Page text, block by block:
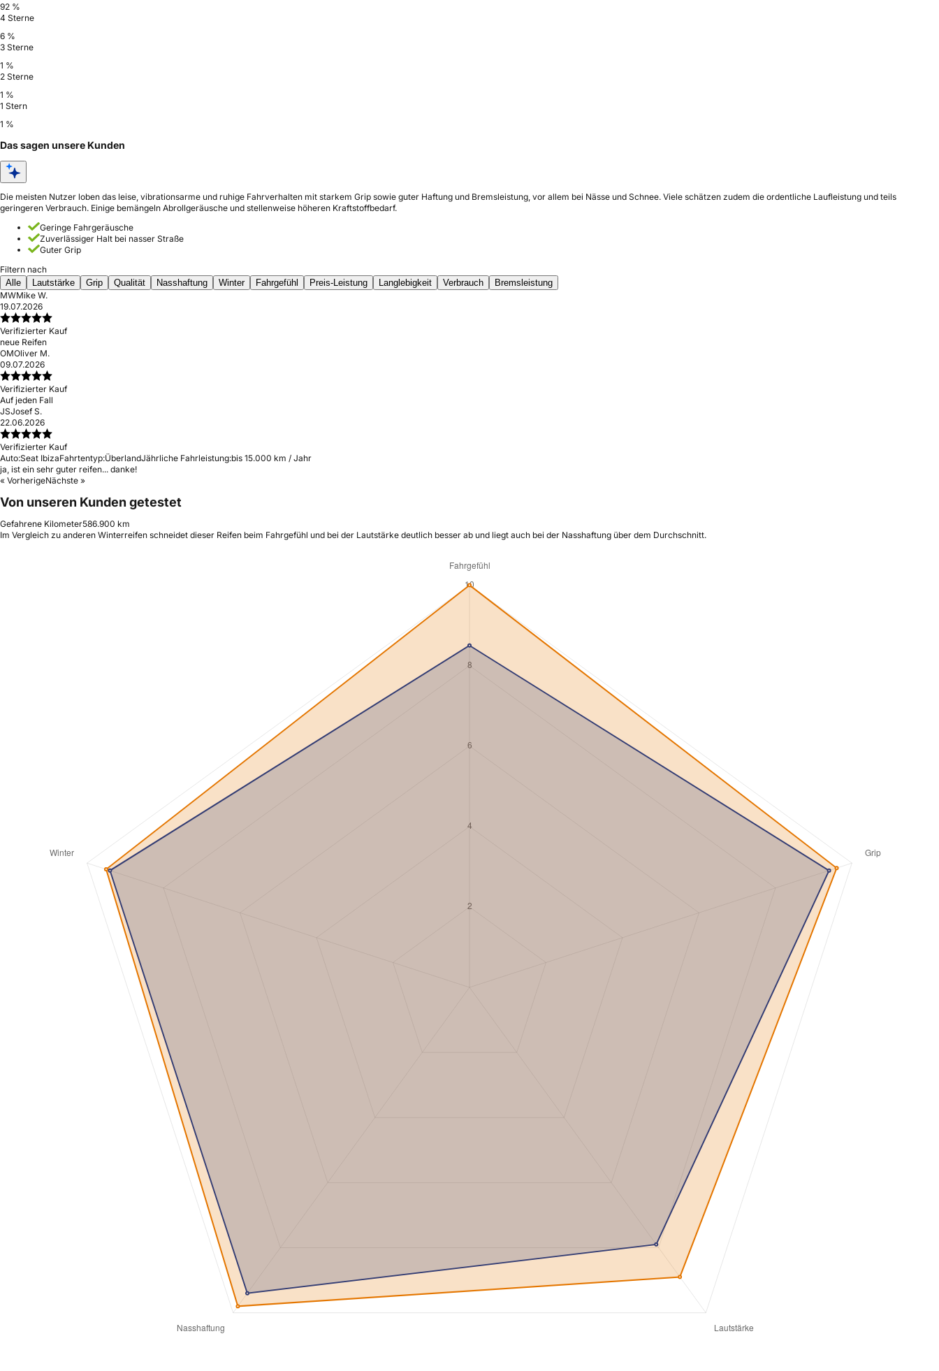
92 %
4 Sterne
6 %
3 Sterne
1 %
2 Sterne
1 %
1 Stern
1 %
Das sagen unsere Kunden
Die meisten Nutzer loben das leise, vibrationsarme und ruhige Fahrverhalten mit starkem Grip sowie guter Haftung und Bremsleistung, vor allem bei Nässe und Schnee. Viele schätzen zudem die ordentliche Laufleistung und teils
geringeren Verbrauch. Einige bemängeln Abrollgeräusche und stellenweise höheren Kraftstoffbedarf.
Geringe Fahrgeräusche
Zuverlässiger Halt bei nasser Straße
Guter Grip
Filtern nach
Alle
Lautstärke Grip Qualität Nasshaftung Winter Fahrgefühl Preis-Leistung Langlebigkeit Verbrauch
Bremsleistung
MWMike W.
19.07.2026
Verifizierter Kauf
neue Reifen
OMOliver M.
09.07.2026
Verifizierter Kauf
Auf jeden Fall
JSJosef S.
22.06.2026
Verifizierter Kauf
Auto:Seat IbizaFahrtentyp:ÜberlandJährliche Fahrleistung:bis 15.000 km / Jahr
ja, ist ein sehr guter reifen... danke!
« VorherigeNächste »
Von unseren Kunden getestet
Gefahrene Kilometer586.900 km
Im Vergleich zu anderen Winterreifen schneidet dieser Reifen beim Fahrgefühl und bei der Lautstärke deutlich besser ab und liegt auch bei der Nasshaftung über dem Durchschnitt.